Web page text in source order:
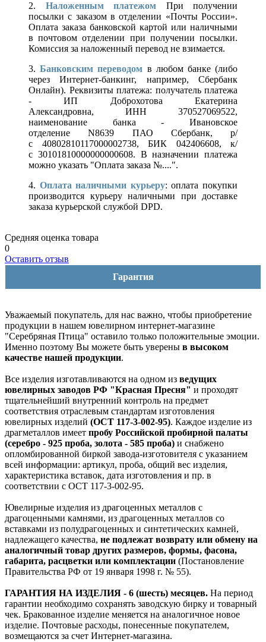
2. Наложенным платежом При получении
посылки с заказом в отделении «Почты России».
Оплата заказа банковской картой или наличными
в почтовом отделении при получении посылки.
Комиссия за наложенный перевод не взимается.
3.Банковским переводом в любом банке (либо
через Интернет-банкинг, например, Сбербанк
Онлайн). Реквизиты платежа: получатель платежа
- ИП Доброхотова Екатерина
Александровна, ИНН 370527069522,
наименование банка - Ивановское
отделение N8639 ПАО Сбербанк, р/
с 40802810117000002738, БИК 042406608, к/
с 30101810000000000608. В назначении платежа
можно указать "Оплата заказа №....".
4. Оплата наличными курьеру: оплата покупки
производится курьеру наличными при доставке
заказа курьерской службой DPD.
Средняя оценка товара
0
Оставить отзыв
Гарантия
Уважаемый покупатель, для нас важно, чтобы приобретение
продукции в нашем ювелирном интернет-магазине
"Серебряная Птица" оставило только положительные эмоции.
Именно поэтому Вы можете быть уверены в высоком
качестве нашей продукции.
Все изделия изготавливаются на одном из ведущих
ювелирных заводов РФ "Красная Пресня" и проходят
тщательнейший внутренний контроль на предмет
соответствия отраслевым стандартам изготовления
ювелирных изделий (ОСТ 117-3-002-95). Каждое изделие из
драгметаллов имеет пробу Российской пробирной палаты
(серебро - 925 проба, золота - 585 проба) и снабжено
опломбированной биркой завода-изготовителя с указанием
всей информации: артикул, проба, общий вес изделия,
характеристика вставок, дата изготовления и пр. в
соответствии с ОСТ 117-3-002-95.
Ювелирные изделия из драгоценных металлов с
драгоценными камнями, из драгоценных металлов со
вставками из полудрагоценных и синтетических камней,
надлежащего качества, не подлежат возврату или обмену на
аналогичный товар других размеров, формы, фасона,
габарита, расцветки или комплектации (Постановление
Правительства РФ от 19 января 1998 г. № 55).
ГАРАНТИЯ НА ИЗДЕЛИЯ - 6 (шесть) месяцев. На период
гарантии необходимо сохранять заводскую бирку и товарный
чек. Бракованное изделие меняется на аналогичное новое
изделие. Почтовые расходы, понесенные покупателем,
возмещаются за счет Интернет-магазина.